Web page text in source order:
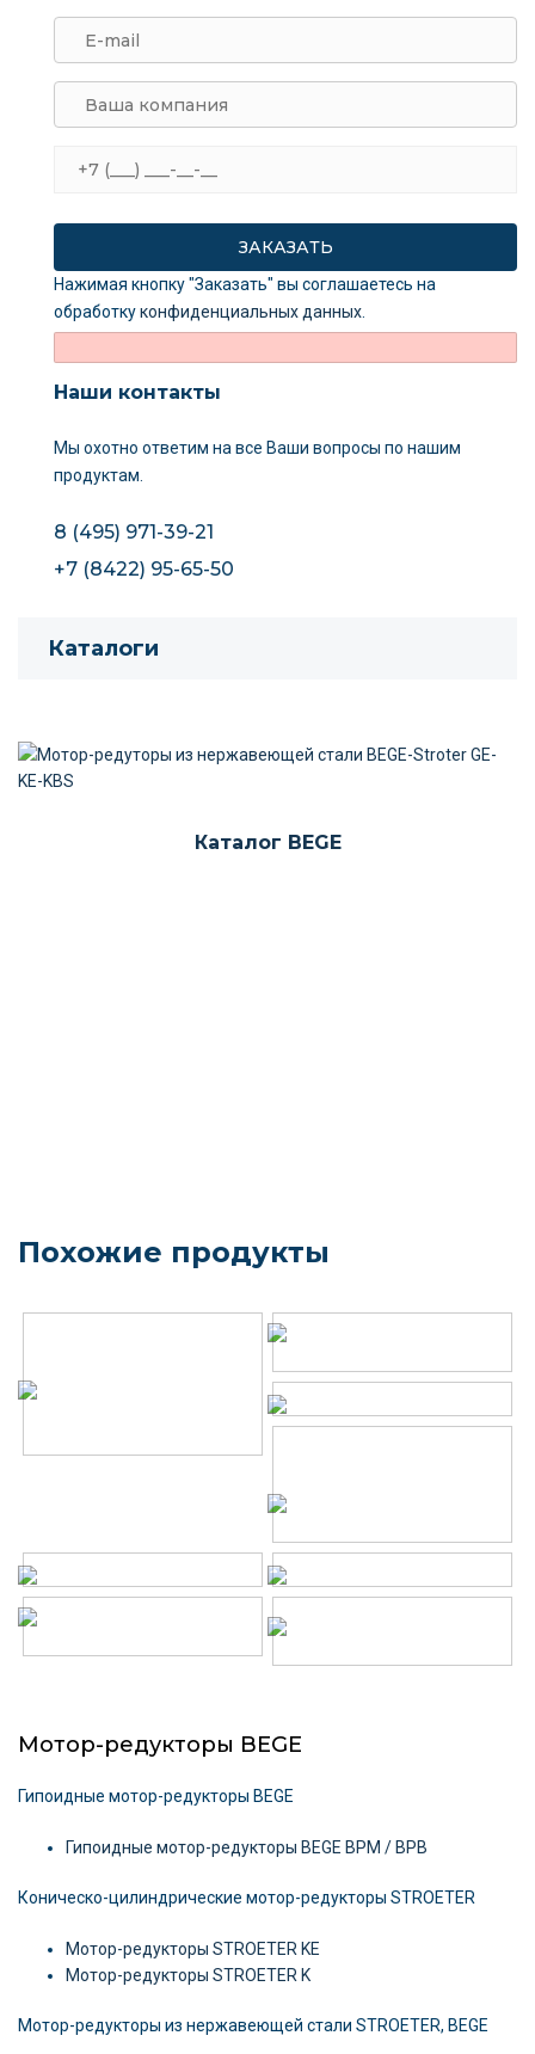
Нажимая кнопку "Заказать" вы соглашаетесь на
обработкуконфиденциальных данных.
Наши контакты
Мы охотно ответим на все Ваши вопросы по нашим
продуктам.
8 (495) 971-39-21
+7 (8422) 95-65-50
Каталоги
Каталог BEGE
Похожие продукты
Мотор-редукторы BEGE
Гипоидные мотор-редукторы BEGE
Гипоидные мотор-редукторы BEGE BPM / BPB
Коническо-цилиндрические мотор-редукторы STROETER
Мотор-редукторы STROETER KE
Мотор-редукторы STROETER K
Мотор-редукторы из нержавеющей стали STROETER, BEGE